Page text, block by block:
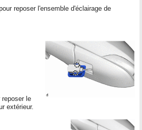
reposer l'ensemble d'éclairage de
le
extérieur.